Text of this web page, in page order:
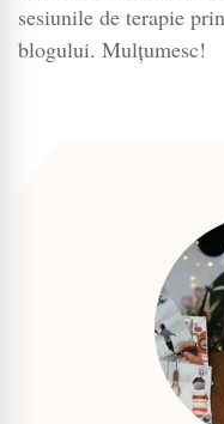
sesiunile de terapie
blogului. Mulțumesc!